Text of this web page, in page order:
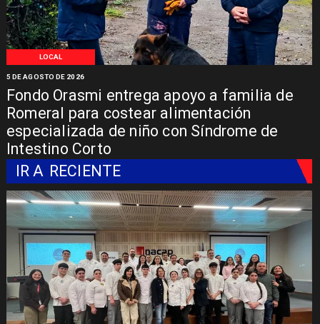
LOCAL
Fondo Orasmi entrega apoyo a familia de
Romeral para costear alimentación
especializada de niño con Síndrome de
Intestino Corto
5 DE AGOSTO DE 2026
IR A RECIENTE